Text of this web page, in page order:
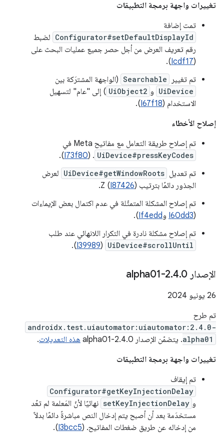
تغييرات واجهة برمجة التطبيقات
تمت إضافة
Configurator#setDefaultDisplayId لضبط
رقم تعريف العرض من أجل حصر جميع عمليات البحث على
(
Icdf17
).
تم تغيير
Searchable (الواجهة المشترَكة بين
UiDevice و UiObject2 ) إلى "عام" لتسهيل
الاستخدام (I67f18
).
إصلاح الأخطاء
تم إصلاح طريقة التعامل مع مفاتيح Meta في
UiDevice#pressKeyCodes
. (
I73f80
).
تم تعديل UiDevice#getWindowRoots لعرض
الجذور دائمًا بترتيب Z ( I87426).
تم إصلاح المشكلة المتمثّلة في عدم اكتمال بعض الإيماءات
(
I60dd3 وIf4edd
).
تم إصلاح مشكلة نادرة في التكرار اللانهائي عند طلب
UiDevice#scrollUntil
(
I39989
).
الإصدار 2 .4.0-alpha01
‫26 يونيو 2024
تم طرح
androidx.test.uiautomator:uiautomator:2.4.0-
alpha01. يتضمّن الإصدار 2.4.0-alpha01 هذه التعديلات.
تغييرات واجهة برمجة التطبيقات
تم إيقاف
Configurator#getKeyInjectionDelay
و setKeyInjectionDelay نهائيًا لأنّ المَعلمة لم تعُد
مستخدَمة بعد أن أصبح يتم إدخال النص مباشرةً دائمًا بدلاً
من إدخاله عن طريق ضغطات المفاتيح. (I3bcc5
).